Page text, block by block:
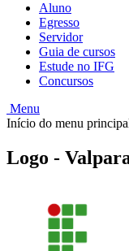
Aluno
Egresso
Servidor
Guia de cursos
Estude no IFG
Concursos
Menu
Início do menu
Logo -